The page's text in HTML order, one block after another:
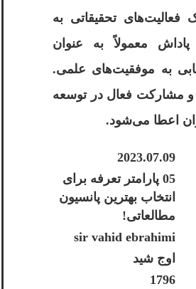
فعالیت‌های تحقیقاتی به
معمولاً به عنوان
به موفقیت‌های علمی.
و مشارکت فعال در توسعه
اعطا می‌شود.
2023.07.09
05 پارامتر تعرفه برای
انتخاب بهترین پانسیون
مطالعاتی!
sir vahid ebrahimi
اوج شید
1796